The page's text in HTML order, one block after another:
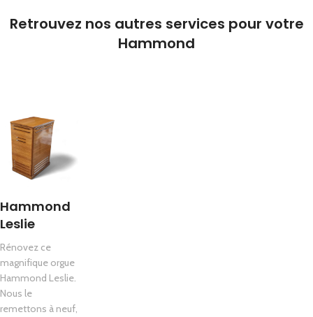
Retrouvez nos autres services pour votre
Hammond
Hammond
Leslie
Rénovez ce
magnifique orgue
Hammond Leslie.
Nous le
remettons à neuf,